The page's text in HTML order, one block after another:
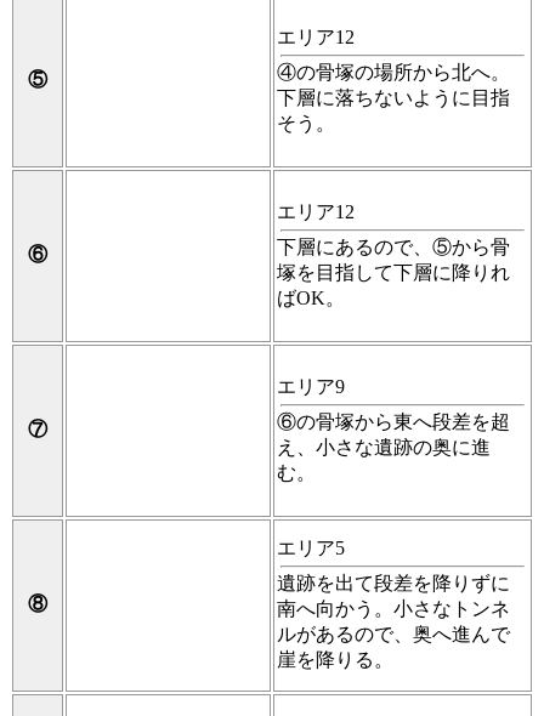
⑤
エリア12
④の骨塚の場所から北へ。
下層に落ちないように目指
そう。
⑥
エリア12
下層にあるので、⑤から骨
塚を目指して下層に降りれ
ばOK。
⑦
エリア9
⑥の骨塚から東へ段差を超
え、小さな遺跡の奥に進
む。
⑧
エリア5
遺跡を出て段差を降りずに
南へ向かう。小さなトンネ
ルがあるので、奥へ進んで
崖を降りる。